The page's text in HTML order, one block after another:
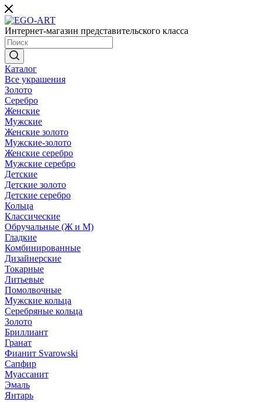
Интернет-магазин представительского класса
Каталог
Все украшения
Золото
Серебро
Женские
Мужские
Женские золото
Мужские-золото
Женские серебро
Мужские серебро
Детские
Детские золото
Детские серебро
Кольца
Классические
Обручальные (Ж и М)
Гладкие
Комбинированные
Дизайнерские
Токарные
Литьевые
Помолвочные
Мужские кольца
Серебряные кольца
Золото
Бриллиант
Гранат
Фианит Svarowski
Сапфир
Муассанит
Эмаль
Янтарь